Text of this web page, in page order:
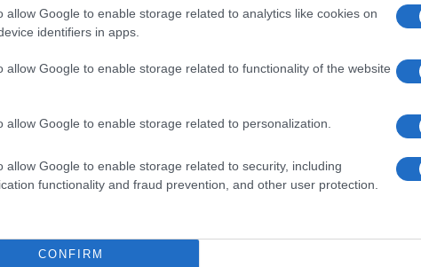
allow Google to enable storage related to analytics like cookies on
identifiers in apps.
allow Google to enable storage related to functionality of the website
allow Google to enable storage related to personalization.
allow Google to enable storage related to security, including
functionality and fraud prevention, and other user protection.
CONFIRM